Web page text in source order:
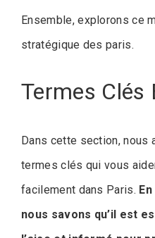
Ensemble, explorons ce
stratégique des paris.
Termes Clés
Dans cette section, nous
termes clés qui vous
facilement dans Paris.
nous savons qu’il est